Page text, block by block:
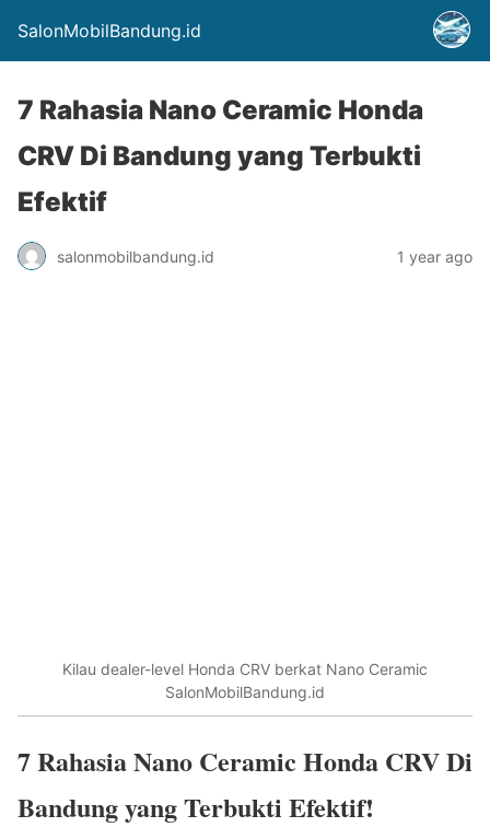
SalonMobilBandung.id
7 Rahasia Nano Ceramic Honda
CRV Di Bandung yang Terbukti
Efektif
salonmobilbandung.id 1 year ago
Kilau dealer-level Honda CRV berkat Nano Ceramic
SalonMobilBandung.id
7 RahasiaNano Ceramic Honda CRV Di
Bandungyang Terbukti Efektif!